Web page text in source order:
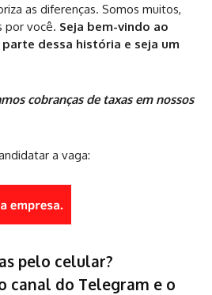
as diferenças. Somos muitos,
por você. Seja bem-vindo ao
dessa história e seja um
cobranças de taxas em nossos
a vaga:
pelo celular?
canal do Telegram e o